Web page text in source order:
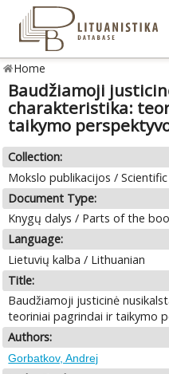
Home
Baudžiamoji
charakteristika:
taikymo
Collection:
Mokslo publikacijos /
Document Type:
Knygų dalys / Parts of the
Language:
Lietuvių kalba / Lithuanian
Title:
Baudžiamoji justicinė
teoriniai pagrindai ir taikymo
Authors:
Gorbatkov, Andrej